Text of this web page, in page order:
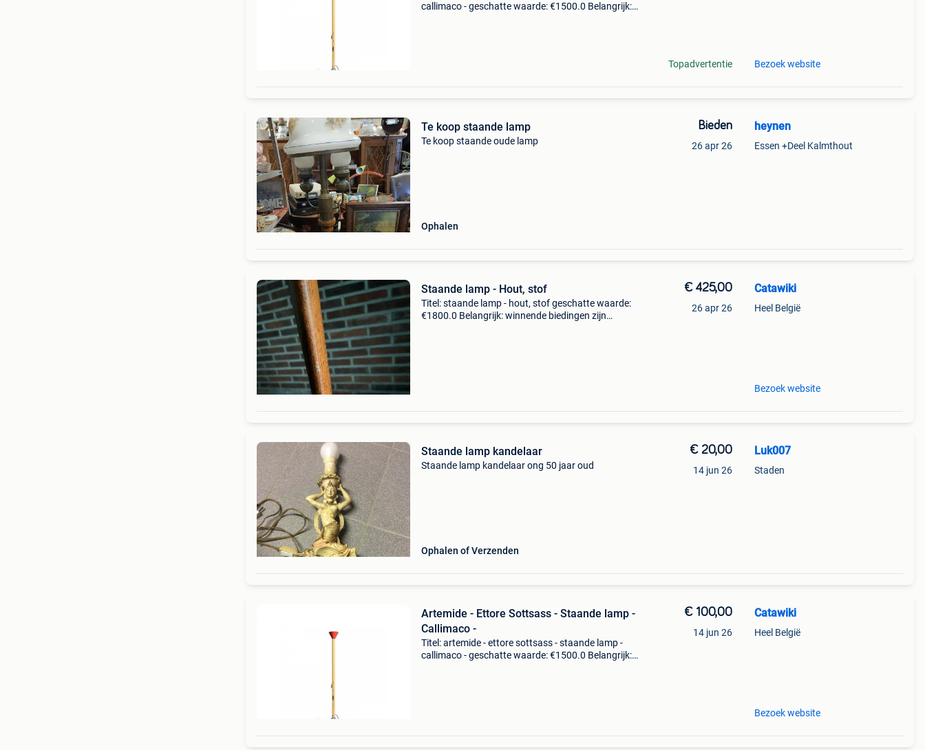
callimaco - geschatte waarde: €1500.0 Belangrijk:
Topadvertentie Bezoek website
Te koop staande lamp
Te koop staande oude lamp
Ophalen
Bieden
26 apr 26
heynen
Essen +Deel Kalmthout
Staande lamp - Hout, stof
Titel: staande lamp - hout, stof geschatte waarde:
€1800.0 Belangrijk: winnende biedingen zijn
€ 425,00
26 apr 26
Catawiki
Heel België
Bezoek website
Staande lamp kandelaar
Staande lamp kandelaar ong 50 jaar oud
Ophalen of Verzenden
€ 20,00
14 jun 26
Luk007
Staden
Artemide - Ettore Sottsass - Staande lamp -
Callimaco -
Titel: artemide - ettore sottsass - staande lamp -
callimaco - geschatte waarde: €1500.0 Belangrijk:
€ 100,00
14 jun 26
Catawiki
Heel België
Bezoek website